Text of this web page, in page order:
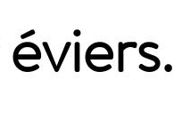
éviers.